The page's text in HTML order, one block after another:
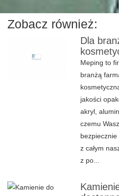
Zobacz również:
Dla
Meping to
branżą
jakości
akryl,
czemu
z całym
z po...